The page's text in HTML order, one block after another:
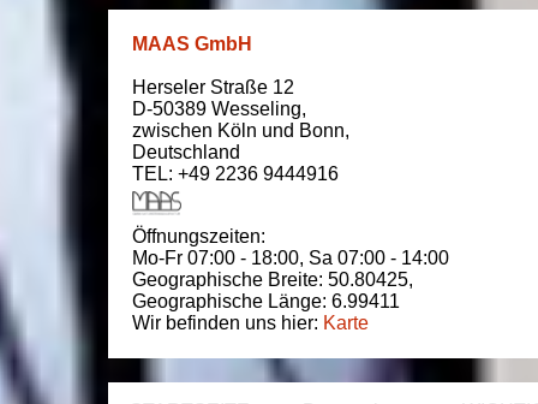
MAAS GmbH
Herseler Straße 12
D-50389 Wesseling,
zwischen Köln und Bonn,
Deutschland
TEL: +49 2236 9444916
Öffnungszeiten:
Mo-Fr 07:00 - 18:00, Sa 07:00 - 14:00
Geographische Breite: 50.80425,
Geographische Länge: 6.99411
Wir befinden uns hier: Karte